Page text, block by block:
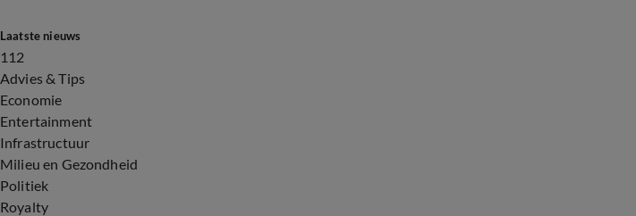
Laatste nieuws
112
Advies & Tips
Economie
Entertainment
Infrastructuur
Milieu en Gezondheid
Politiek
Royalty